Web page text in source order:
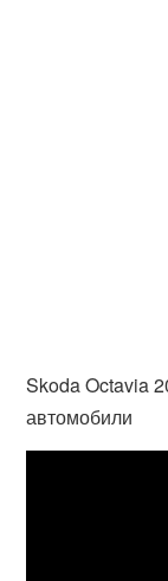
Skoda Octavia
автомобили